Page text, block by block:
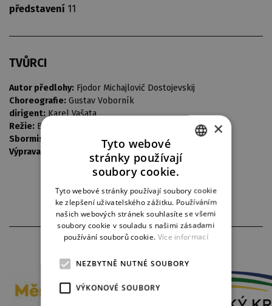
představení 11
TVŮRCI
Autor předlohy: Fjodor Michajlovič Dostojevskij
Choreografie: Gustav Voborník
dirigent: Karel Vašata
Režie: Bohumil Zoul
Sbormistr:
Bedřich Macenauer
Výprava:
PARTNEŘI DIVADLA
GERMAN
×
Tyto webové
stránky používají
soubory cookie.
Tyto webové stránky používají soubory cookie
ke zlepšení uživatelského zážitku. Používáním
našich webových stránek souhlasíte se všemi
soubory cookie v souladu s našimi zásadami
používání souborů cookie. Více informací
NEZBYTNĚ NUTNÉ SOUBORY
VÝKONOVÉ SOUBORY